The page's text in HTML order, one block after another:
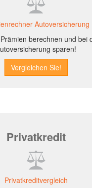
Autoversicherung
berechnen und bei
sparen!
Privatkredit
Privatkreditvergleich